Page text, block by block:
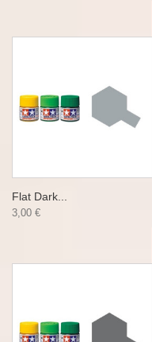
Flat Dark...
3,00 €